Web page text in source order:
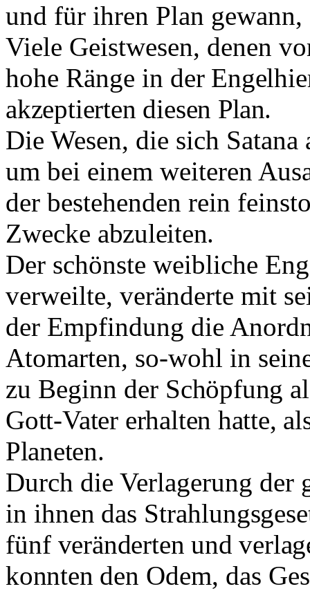
und für ihren Plan
Viele Geist­wesen, denen
hohe Ränge in der
akzeptierten diesen Plan.
Die Wesen, die sich
um bei einem weiteren
der bestehenden rein
Zwecke abzuleiten.
Der schönste weibliche
verweilte, veränderte mit
der Empfindung die
Atomarten, so-wohl in
zu Beginn der Schöpfung
Gott-Vater erhalten hatte,
Planeten.
Durch die Verlagerung der
in ihnen das
fünf veränderten und
konnten den Odem, das